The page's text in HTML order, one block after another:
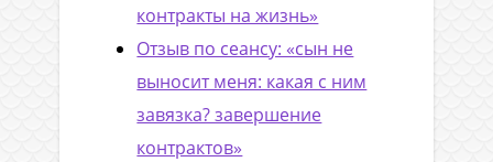
контракты на жизнь»
Отзыв по сеансу: «сын не
выносит меня: какая с ним
завязка? завершение
контрактов»